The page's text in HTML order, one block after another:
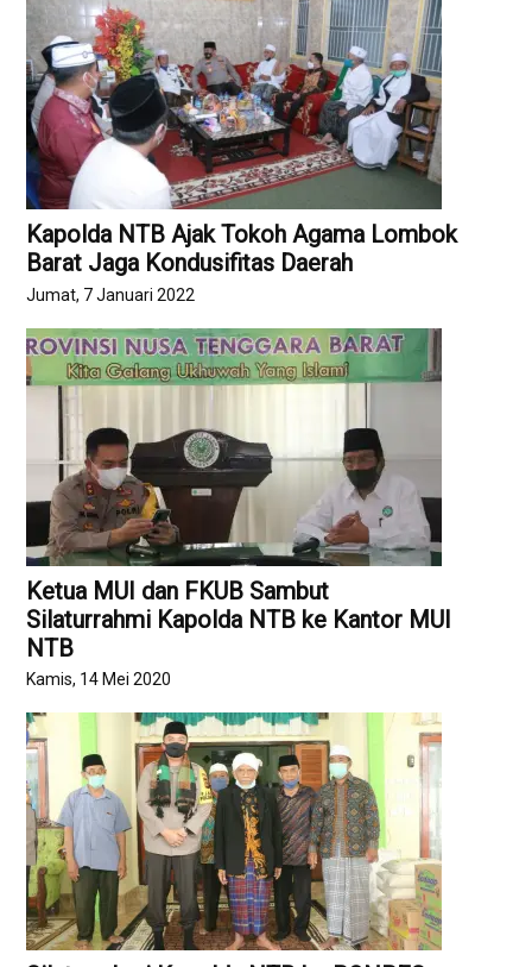
Kapolda NTB Ajak Tokoh Agama Lombok
Barat Jaga Kondusifitas Daerah
Jumat, 7 Januari 2022
Ketua MUI dan FKUB Sambut
Silaturrahmi Kapolda NTB ke Kantor MUI
NTB
Kamis, 14 Mei 2020